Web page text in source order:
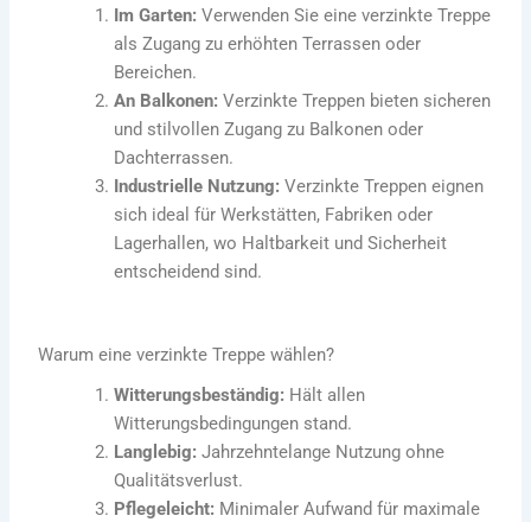
Im Garten: Verwenden Sie eine verzinkte Treppe
als Zugang zu erhöhten Terrassen oder
Bereichen.
An Balkonen: Verzinkte Treppen bieten sicheren
und stilvollen Zugang zu Balkonen oder
Dachterrassen.
Industrielle Nutzung: Verzinkte Treppen eignen
sich ideal für Werkstätten, Fabriken oder
Lagerhallen, wo Haltbarkeit und Sicherheit
entscheidend sind.
Warum eine verzinkte Treppe wählen?
Witterungsbeständig: Hält allen
Witterungsbedingungen stand.
Langlebig: Jahrzehntelange Nutzung ohne
Qualitätsverlust.
Pflegeleicht: Minimaler Aufwand für maximale